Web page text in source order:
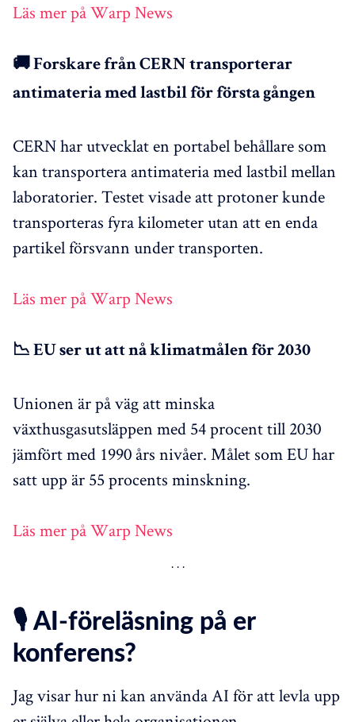
Läs mer på Warp News
🚚 Forskare från CERN transporterar
antimateria med lastbil för första gången
CERN har utvecklat en portabel behållare som
kan transportera antimateria med lastbil mellan
laboratorier. Testet visade att protoner kunde
transporteras fyra kilometer utan att en enda
partikel försvann under transporten.
Läs mer på Warp News
📉 EU ser ut att nå klimatmålen för 2030
Unionen är på väg att minska
växthusgasutsläppen med 54 procent till 2030
jämfört med 1990 års nivåer. Målet som EU har
satt upp är 55 procents minskning.
Läs mer på Warp News
🎙️ AI-föreläsning på er
konferens?
Jag visar hur ni kan använda AI för att levla upp